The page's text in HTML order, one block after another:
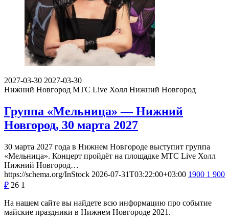
2027-03-30 2027-03-30
Нижний Новгород МТС Live Холл Нижний Новгород
Группа «Мельница» — Нижний
Новгород, 30 марта 2027
30 марта 2027 года в Нижнем Новгороде выступит группа
«Мельница». Концерт пройдёт на площадке МТС Live Холл
Нижний Новгород…
https://schema.org/InStock 2026-07-31T03:22:00+03:00 1900 1 900
₽ 26 1
На нашем сайте вы найдете всю информацию про событие
майские праздники в Нижнем Новгороде 2021.